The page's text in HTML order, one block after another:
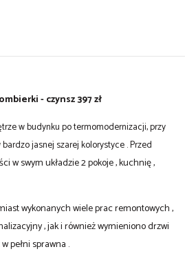
- czynsz 397 zł
w budynku po termomodernizacji, przy
jasnej szarej kolorystyce . Przed
w swym układzie 2 pokoje , kuchnię ,
wykonanych wiele prac remontowych ,
, jak i również wymieniono drzwi
pełni sprawna .